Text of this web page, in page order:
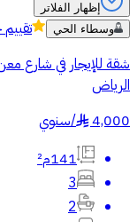
إظهار الفلاتر
وسطاء الحي
تقييم
شقة للإيجار في شارع
الرياض
4,000
§
/سنوي
141م²
3
2